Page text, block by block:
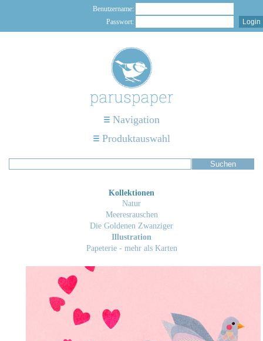
Benutzername:
Passwort:
Navigation
Produktauswahl
Kollektionen
Natur
Meeresrauschen
Die Goldenen Zwanziger
Illustration
Papeterie - mehr als Karten